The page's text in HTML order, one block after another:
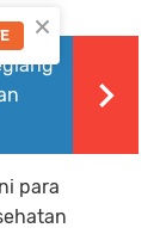
para
×